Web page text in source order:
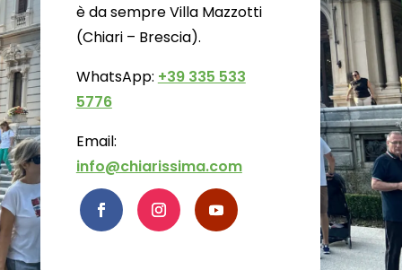
è da sempre Villa Mazzotti
(Chiari – Brescia).
WhatsApp: +39 335 533
5776
Email:
info@chiarissima.com